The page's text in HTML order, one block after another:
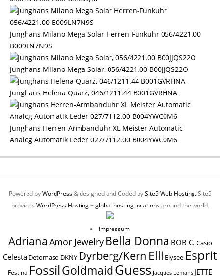
Junghans Milano Mega Solar Herren-Funkuhr 056/4221.00
B009LN7N9S
Junghans Milano Mega Solar, 056/4221.00 B00JJQS22O
Junghans Helena Quarz, 046/1211.44 B001GVRHNA
Junghans Herren-Armbanduhr XL Meister Automatic
Analog Automatik Leder 027/7112.00 B004YWC0M6
Powered byWordPress& designed and Coded bySite5 Web Hosting.Site5
provides WordPress Hosting+global hosting locationsaround the world.
Impressum
AdrianaAmor Jewelry Bella Donna BOB C. Casio
Celesta Detomaso DKNY Dyrberg/Kern Elli Elysee Esprit
Festina FossilGoldmaidGuess Jacques Lemans JETTE